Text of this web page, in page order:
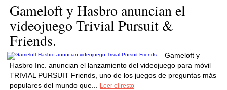
Gameloft y Hasbro anuncian el
videojuego Trivial Pursuit &
Friends.
Gameloft y
Hasbro Inc. anuncian el lanzamiento del videojuego para móvil
TRIVIAL PURSUIT Friends, uno de los juegos de preguntas más
populares del mundo que...
Leer el resto